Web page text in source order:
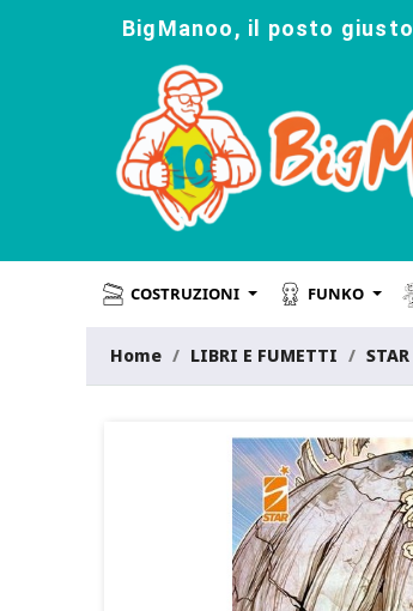
BigManoo, il posto
COSTRUZIONI FUNKO
Home LIBRI E FUMETTI